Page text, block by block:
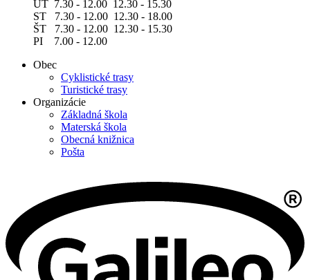
UT 7.30 - 12.00 12.30 - 15.30
ST 7.30 - 12.00 12.30 - 18.00
ŠT 7.30 - 12.00 12.30 - 15.30
PI 7.00 - 12.00
Obec
Cyklistické trasy
Turistické trasy
Organizácie
Základná škola
Materská škola
Obecná knižnica
Pošta